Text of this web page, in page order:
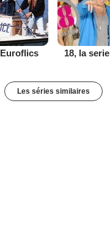
Euroflics 18, la serie
Les séries similaires